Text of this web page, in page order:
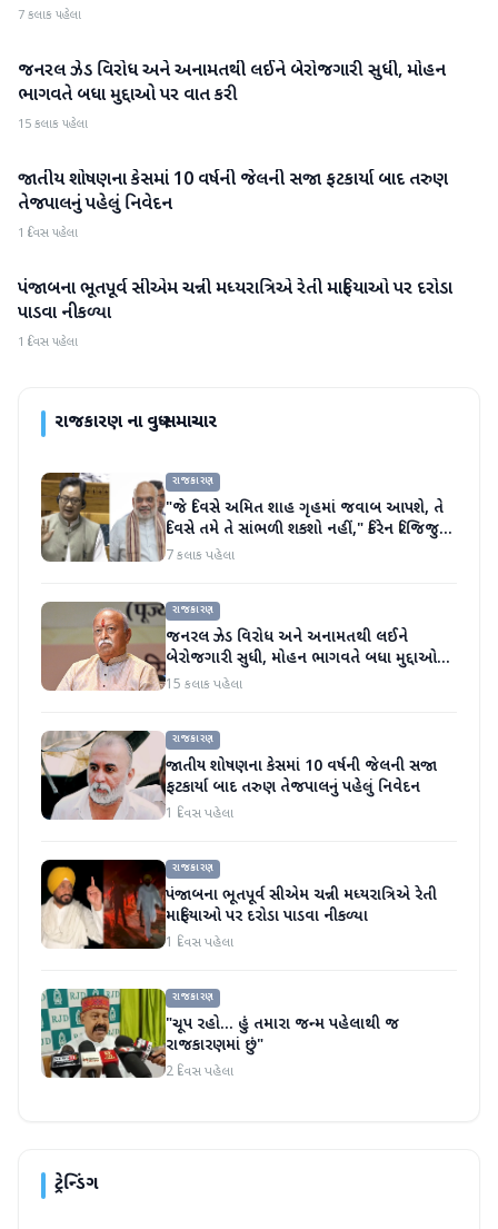
7 કલાક પહેલા
રાજકારણ
જનરલ ઝેડ વિરોધ અને અનામતથી લઈને બેરોજગારી સુધી, મોહન
ભાગવતે બધા મુદ્દાઓ પર વાત કરી
15 કલાક પહેલા
રાજકારણ
જાતીય શોષણના કેસમાં 10 વર્ષની જેલની સજા ફટકાર્યા બાદ તરુણ
તેજપાલનું પહેલું નિવેદન
1 દિવસ પહેલા
રાજકારણ
પંજાબના ભૂતપૂર્વ સીએમ ચન્ની મધ્યરાત્રિએ રેતી માફિયાઓ પર દરોડા
પાડવા નીકળ્યા
1 દિવસ પહેલા
રાજકારણના વધુ સમાચાર
રાજકારણ
"જે દિવસે અમિત શાહ ગૃહમાં જવાબ આપશે, તે
દિવસે તમે તે સાંભળી શકશો નહીં," કિરેન રિજિજુએ
વિપક્ષી પાર્ટીઓ પર પ્રહાર કર્યા
7 કલાક પહેલા
રાજકારણ
જનરલ ઝેડ વિરોધ અને અનામતથી લઈને
બેરોજગારી સુધી, મોહન ભાગવતે બધા મુદ્દાઓ
પર વાત કરી
15 કલાક પહેલા
રાજકારણ
જાતીય શોષણના કેસમાં 10 વર્ષની જેલની સજા
ફટકાર્યા બાદ તરુણ તેજપાલનું પહેલું નિવેદન
1 દિવસ પહેલા
રાજકારણ
પંજાબના ભૂતપૂર્વ સીએમ ચન્ની મધ્યરાત્રિએ રેતી
માફિયાઓ પર દરોડા પાડવા નીકળ્યા
1 દિવસ પહેલા
રાજકારણ
"ચૂપ રહો... હું તમારા જન્મ પહેલાથી જ
રાજકારણમાં છું"
2 દિવસ પહેલા
ટ્રેન્ડિંગ